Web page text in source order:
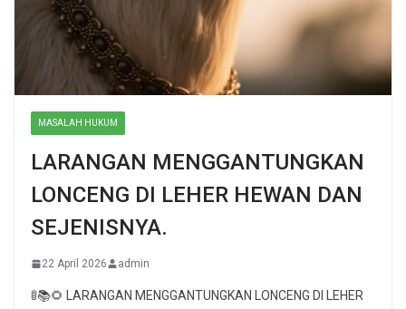
MASALAH HUKUM
LARANGAN MENGGANTUNGKAN
LONCENG DI LEHER HEWAN DAN
SEJENISNYA.
22 April 2026 admin
🚦📚🌻 LARANGAN MENGGANTUNGKAN LONCENG DI LEHER